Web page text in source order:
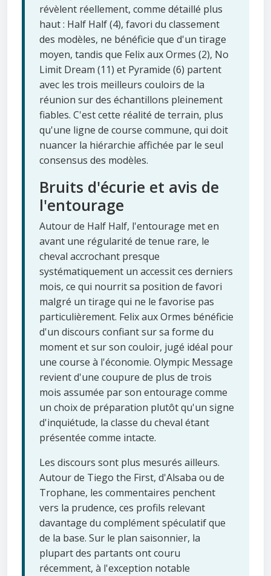
révèlent réellement, comme détaillé plus
haut : Half Half (4), favori du classement
des modèles, ne bénéficie que d'un tirage
moyen, tandis que Felix aux Ormes (2), No
Limit Dream (11) et Pyramide (6) partent
avec les trois meilleurs couloirs de la
réunion sur des échantillons pleinement
fiables. C'est cette réalité de terrain, plus
qu'une ligne de course commune, qui doit
nuancer la hiérarchie affichée par le seul
consensus des modèles.
Bruits d'écurie et avis de
l'entourage
Autour de Half Half, l'entourage met en
avant une régularité de tenue rare, le
cheval accrochant presque
systématiquement un accessit ces derniers
mois, ce qui nourrit sa position de favori
malgré un tirage qui ne le favorise pas
particulièrement. Felix aux Ormes bénéficie
d'un discours confiant sur sa forme du
moment et sur son couloir, jugé idéal pour
une course à l'économie. Olympic Message
revient d'une coupure de plus de trois
mois assumée par son entourage comme
un choix de préparation plutôt qu'un signe
d'inquiétude, la classe du cheval étant
présentée comme intacte.
Les discours sont plus mesurés ailleurs.
Autour de Tiego the First, d'Alsaba ou de
Trophane, les commentaires penchent
vers la prudence, ces profils relevant
davantage du complément spéculatif que
de la base. Sur le plan saisonnier, la
plupart des partants ont couru
récemment, à l'exception notable